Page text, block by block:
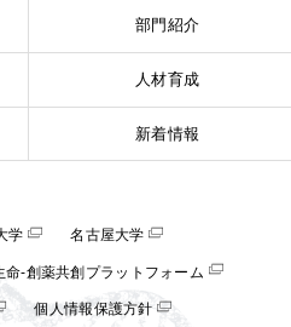
部門紹介
人材育成
新着情報
学 名古屋大学
-創薬共創プラットフォーム
個人情報保護方針